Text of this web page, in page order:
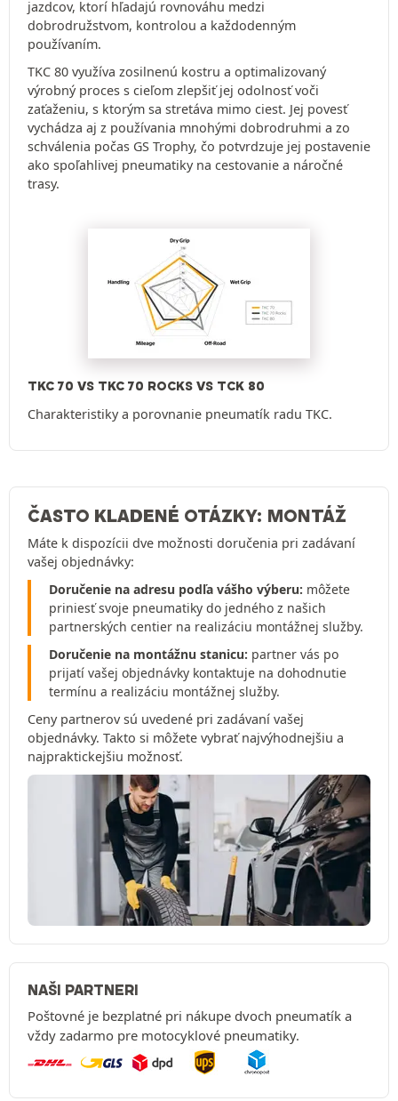
jazdcov, ktorí hľadajú rovnováhu medzi
dobrodružstvom, kontrolou a každodenným
používaním.
TKC 80 využíva zosilnenú kostru a optimalizovaný
výrobný proces s cieľom zlepšiť jej odolnosť voči
zaťaženiu, s ktorým sa stretáva mimo ciest. Jej povesť
vychádza aj z používania mnohými dobrodruhmi a zo
schválenia počas GS Trophy, čo potvrdzuje jej postavenie
ako spoľahlivej pneumatiky na cestovanie a náročné
trasy.
TKC 70 VS TKC 70 ROCKS VS TCK 80
Charakteristiky a porovnanie pneumatík radu TKC.
ČASTO KLADENÉ OTÁZKY: MONTÁŽ
Máte k dispozícii dve možnosti doručenia pri zadávaní
vašej objednávky:
Doručenie na adresu podľa vášho výberu: môžete
priniesť svoje pneumatiky do jedného z našich
partnerských centier na realizáciu montážnej služby.
Doručenie na montážnu stanicu: partner vás po
prijatí vašej objednávky kontaktuje na dohodnutie
termínu a realizáciu montážnej služby.
Ceny partnerov sú uvedené pri zadávaní vašej
objednávky. Takto si môžete vybrať najvýhodnejšiu a
najpraktickejšiu možnosť.
NAŠI PARTNERI
Poštovné je bezplatné pri nákupe dvoch pneumatík a
vždy zadarmo pre motocyklové pneumatiky.